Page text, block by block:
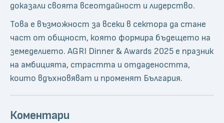
доказали своята всеотдайност и лидерство.
Това е възможност за всеки в сектора да стане
част от общност, която формира бъдещето на
земеделието. AGRI Dinner & Awards 2025 е празник
на амбицията, страстта и отдадеността,
които вдъхновяват и променят България.
Коментари